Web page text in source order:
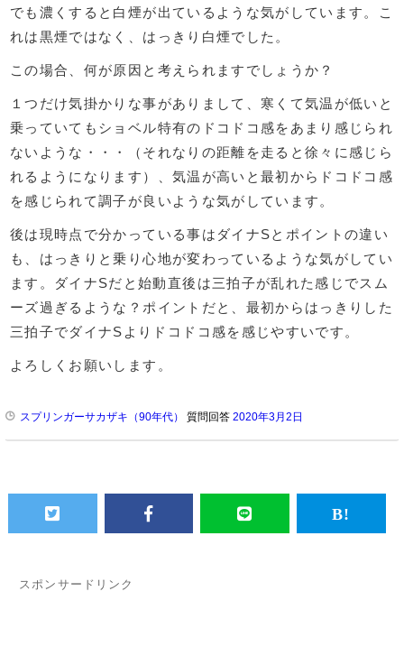
でも濃くすると白煙が出ているような気がしています。こ
れは黒煙ではなく、はっきり白煙でした。
この場合、何が原因と考えられますでしょうか？
１つだけ気掛かりな事がありまして、寒くて気温が低いと
乗っていてもショベル特有のドコドコ感をあまり感じられ
ないような・・・（それなりの距離を走ると徐々に感じら
れるようになります）、気温が高いと最初からドコドコ感
を感じられて調子が良いような気がしています。
後は現時点で分かっている事はダイナSとポイントの違い
も、はっきりと乗り心地が変わっているような気がしてい
ます。ダイナSだと始動直後は三拍子が乱れた感じでスム
ーズ過ぎるような？ポイントだと、最初からはっきりした
三拍子でダイナSよりドコドコ感を感じやすいです。
よろしくお願いします。
スプリンガーサカザキ（90年代） 質問回答 2020年3月2日
スポンサードリンク